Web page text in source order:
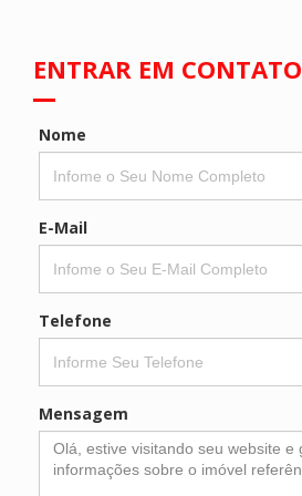
ENTRAR EM CONTATO
Nome
E-Mail
Telefone
Mensagem